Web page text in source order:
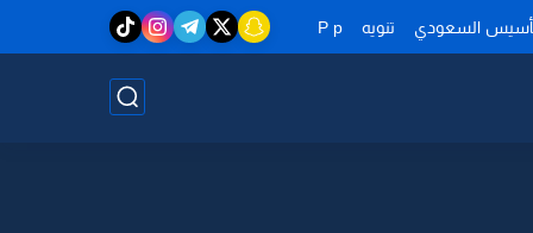
السعودي تنويه P p